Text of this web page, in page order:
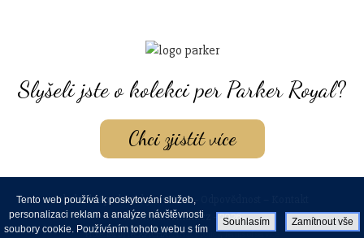
Tento web používá k poskytování služeb,
personalizaci reklam a analýze návštěvnosti
soubory cookie. Používáním tohoto webu s tím
Souhlasím Zamítnout vše
Slyšeli jste o kolekci per Parker Royal?
Chci zjistit více
Obchodní podmínky–GDPR–
www.waterman.cz - 2026
Protected by reCAPTCHA:Privacy policy,Terms of service